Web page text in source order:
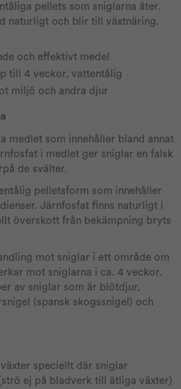
pellets som sniglarna äter.
naturligt och blir till växtnäring.
och effektivt medel
till 4 veckor, vattentålig
miljö och andra djur
medlet som innehåller bland annat
i medlet ger sniglar en falsk
de svälter.
pelletsform som innehåller
Järnfosfat finns naturligt i
överskott från bekämpning bryts
mot sniglar i ett område om
mot sniglarna i ca. 4 veckor.
av sniglar som är blötdjur,
(spansk skogssnigel) och
speciellt där sniglar
ej på bladverk till ätliga växter)